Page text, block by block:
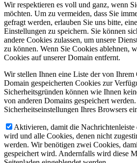
Wir respektieren es voll und ganz, wenn
möchten. Um zu vermeiden, dass Sie
gefragt werden, erlauben Sie uns bitte,
Einstellungen zu speichern. Sie können
andere Cookies zulassen, um unsere
zu können. Wenn Sie Cookies ablehnen,
Cookies auf unserer Domain entfernt.
Wir stellen Ihnen eine Liste der von Ihrem
Domain gespeicherten Cookies zur
Sicherheitsgründen können wie Ihnen
von anderen Domains gespeichert
Sicherheitseinstellungen Ihres Browsers
Aktivieren, damit die Nachrichtenleiste
wird und alle Cookies, denen nicht
werden. Wir benötigen zwei Cookies,
gespeichert wird. Andernfalls wird diese